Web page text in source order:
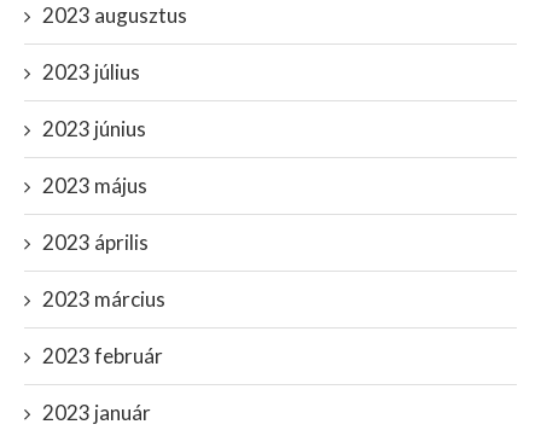
2023 augusztus
2023 július
2023 június
2023 május
2023 április
2023 március
2023 február
2023 január